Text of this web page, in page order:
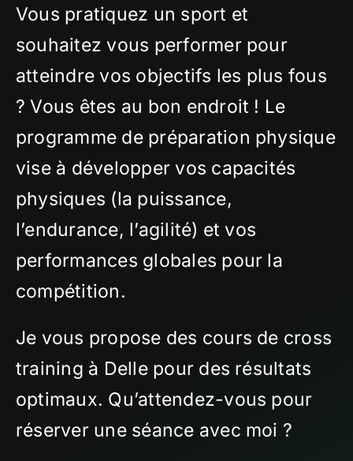
Vous pratiquez un sport et
souhaitez vous performer pour
atteindre vos objectifs les plus fous
? Vous êtes au bon endroit ! Le
programme de préparation physique
vise à développer vos capacités
physiques (la puissance,
l’endurance, l’agilité) et vos
performances globales pour la
compétition.
Je vous propose des cours de cross
training à Delle pour des résultats
optimaux. Qu’attendez-vous pour
réserver une séance avec moi ?